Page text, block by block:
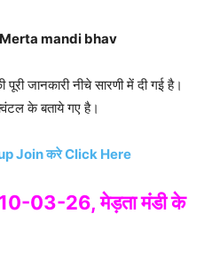
Merta mandi bhav
जानकारी नीचे सारणी में दी गई है।
के बताये गए है।
Join करे Click Here
03-26, मेड़ता मंडी के